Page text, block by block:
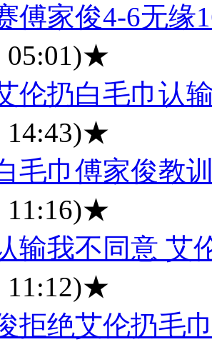
傅家俊4-6无缘
05:01)★
伦扔白毛巾认
14:43)★
毛巾傅家俊教
11:16)★
输我不同意 艾
11:12)★
拒绝艾伦扔毛